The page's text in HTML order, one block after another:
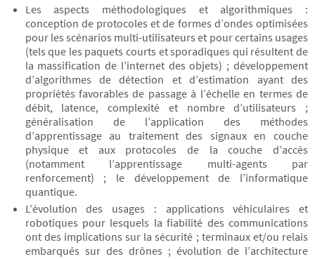
Les aspects méthodologiques et algorithmiques :
conception de protocoles et de formes d’ondes optimisées
pour les scénarios multi-utilisateurs et pour certains usages
(tels que les paquets courts et sporadiques qui résultent de
la massification de l’internet des objets) ; développement
d’algorithmes de détection et d’estimation ayant des
propriétés favorables de passage à l’échelle en termes de
débit, latence, complexité et nombre d’utilisateurs ;
généralisation de l’application des méthodes
d’apprentissage au traitement des signaux en couche
physique et aux protocoles de la couche d’accès
(notamment l’apprentissage multi-agents par
renforcement) ; le développement de l’informatique
quantique.
L’évolution des usages : applications véhiculaires et
robotiques pour lesquels la fiabilité des communications
ont des implications sur la sécurité ; terminaux et/ou relais
embarqués sur des drônes ; évolution de l’architecture